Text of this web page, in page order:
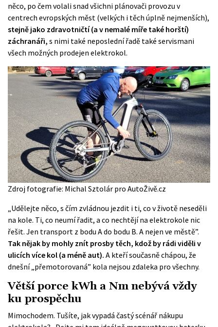
něco, po čem volali snad všichni plánovači provozu v
centrech evropských měst (velkých i těch úplně nejmenších),
stejně jako zdravotničtí (a v nemalé míře také horští)
záchranáři, s nimi také neposlední řadě také servismani
všech možných prodejen elektrokol.
Zdroj fotografie: Michal Sztolár pro AutoŽivě.cz
„Udělejte něco, s čím zvládnou jezdit i ti, co v životě neseděli
na kole. Ti, co neumí řadit, a co nechtějí na elektrokole nic
řešit. Jen transport z bodu A do bodu B. A nejen ve městě”.
Tak nějak by mohly znít prosby těch, kdož by rádi viděli v
ulicích více kol (a méně aut). A kteří současně chápou, že
dnešní „přemotorovaná” kola nejsou zdaleka pro všechny.
Větší porce kWh a Nm nebývá vždy
ku prospěchu
Mimochodem. Tušíte, jak vypadá častý scénář nákupu